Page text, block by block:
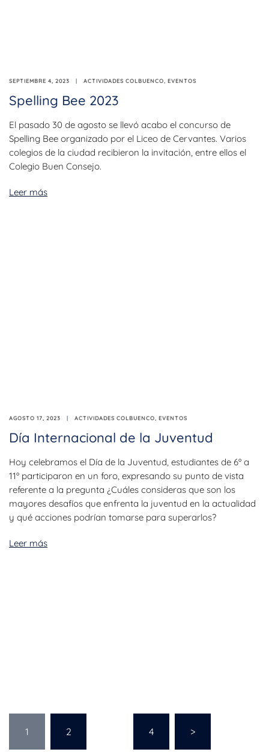
SEPTIEMBRE 4, 2023 ACTIVIDADES COLBUENCO, EVENTOS
Spelling Bee 2023
El pasado 30 de agosto se llevó acabo el concurso de
Spelling Bee organizado por el Liceo de Cervantes. Varios
colegios de la ciudad recibieron la invitación, entre ellos el
Colegio Buen Consejo.
Leer más
AGOSTO 17, 2023 ACTIVIDADES COLBUENCO, EVENTOS
Día Internacional de la Juventud
Hoy celebramos el Día de la Juventud, estudiantes de 6º a
11º participaron en un foro, expresando su punto de vista
referente a la pregunta ¿Cuáles consideras que son los
mayores desafíos que enfrenta la juventud en la actualidad
y qué acciones podrían tomarse para superarlos?
Leer más
1 2 4 >